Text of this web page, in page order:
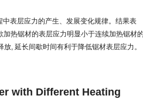
表层应力的产生、发展变化规律。结果表
热锯材的表层应力明显小于连续加热锯材的
, 延长间歇时间有利于降低锯材表层应力。
with Different Heating